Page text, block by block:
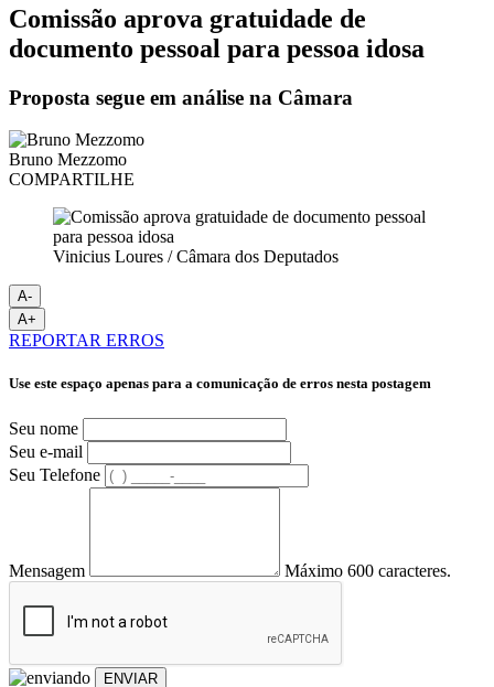
Comissão aprova gratuidade de
documento pessoal para pessoa idosa
Proposta segue em análise na Câmara
Bruno Mezzomo
COMPARTILHE
Vinicius Loures / Câmara dos Deputados
A-
A+
REPORTAR ERROS
Use este espaço apenas para a comunicação de erros nesta postagem
Seu nome
Seu e-mail
Seu Telefone
Mensagem Máximo 600 caracteres.
ENVIAR